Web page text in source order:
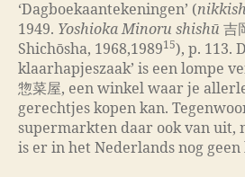
‘Dagboekaantekeningen’ (
1949. Yoshioka Minoru shishū 吉
Shichōsha, 1968,198915), p. 113.
klaarhapjeszaak’ is een lompe
惣菜屋, een winkel waar je
gerechtjes kopen kan.
supermarkten daar ook van uit,
is er in het Nederlands nog